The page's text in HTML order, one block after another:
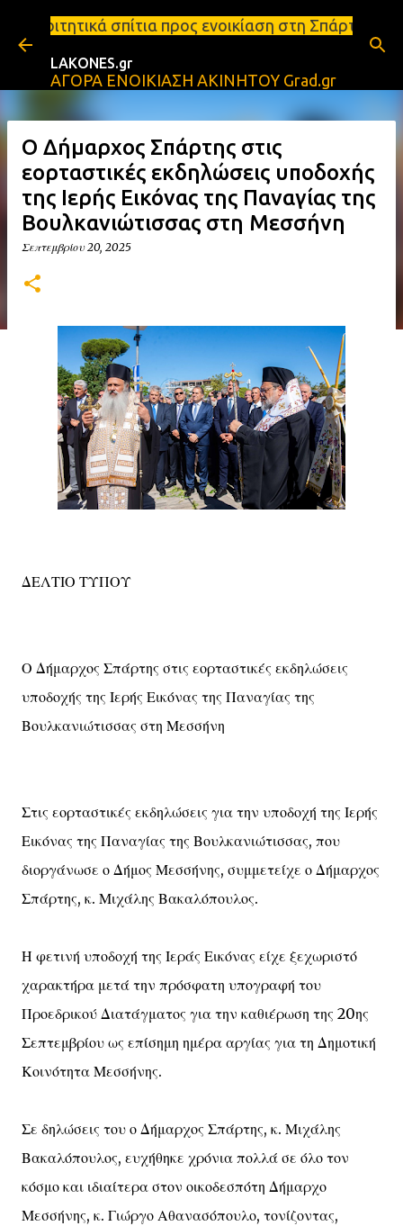
Μετάβαση στο κύριο περιεχόμενο
προς ενοικίαση στη Σπάρτη Ενοικιάσεις
LAKONES.gr
ΑΓΟΡΑ ΕΝΟΙΚΙΑΣΗ ΑΚΙΝΗΤΟΥ Grad.gr
Ο Δήμαρχος Σπάρτης στις
εορταστικές εκδηλώσεις υποδοχής
της Ιερής Εικόνας της Παναγίας της
Βουλκανιώτισσας στη Μεσσήνη
Σεπτεμβρίου 20, 2025
ΔΕΛΤΙΟ ΤΥΠΟΥ
Ο Δήμαρχος Σπάρτης στις εορταστικές εκδηλώσεις
υποδοχής της Ιερής Εικόνας της Παναγίας της
Βουλκανιώτισσας στη Μεσσήνη
Στις εορταστικές εκδηλώσεις για την υποδοχή της Ιερής
Εικόνας της Παναγίας της Βουλκανιώτισσας, που
διοργάνωσε ο Δήμος Μεσσήνης, συμμετείχε ο Δήμαρχος
Σπάρτης, κ. Μιχάλης Βακαλόπουλος.
Η φετινή υποδοχή της Ιεράς Εικόνας είχε ξεχωριστό
χαρακτήρα μετά την πρόσφατη υπογραφή του
Προεδρικού Διατάγματος για την καθιέρωση της 20ης
Σεπτεμβρίου ως επίσημη ημέρα αργίας για τη Δημοτική
Κοινότητα Μεσσήνης.
Σε δηλώσεις του ο Δήμαρχος Σπάρτης, κ. Μιχάλης
Βακαλόπουλος, ευχήθηκε χρόνια πολλά σε όλο τον
κόσμο και ιδιαίτερα στον οικοδεσπότη Δήμαρχο
Μεσσήνης, κ. Γιώργο Αθανασόπουλο, τονίζοντας,